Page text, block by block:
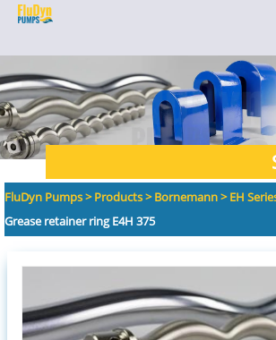
FluDyn Pumps>Products>Bornemann>EH
Grease retainer ring E4H 375